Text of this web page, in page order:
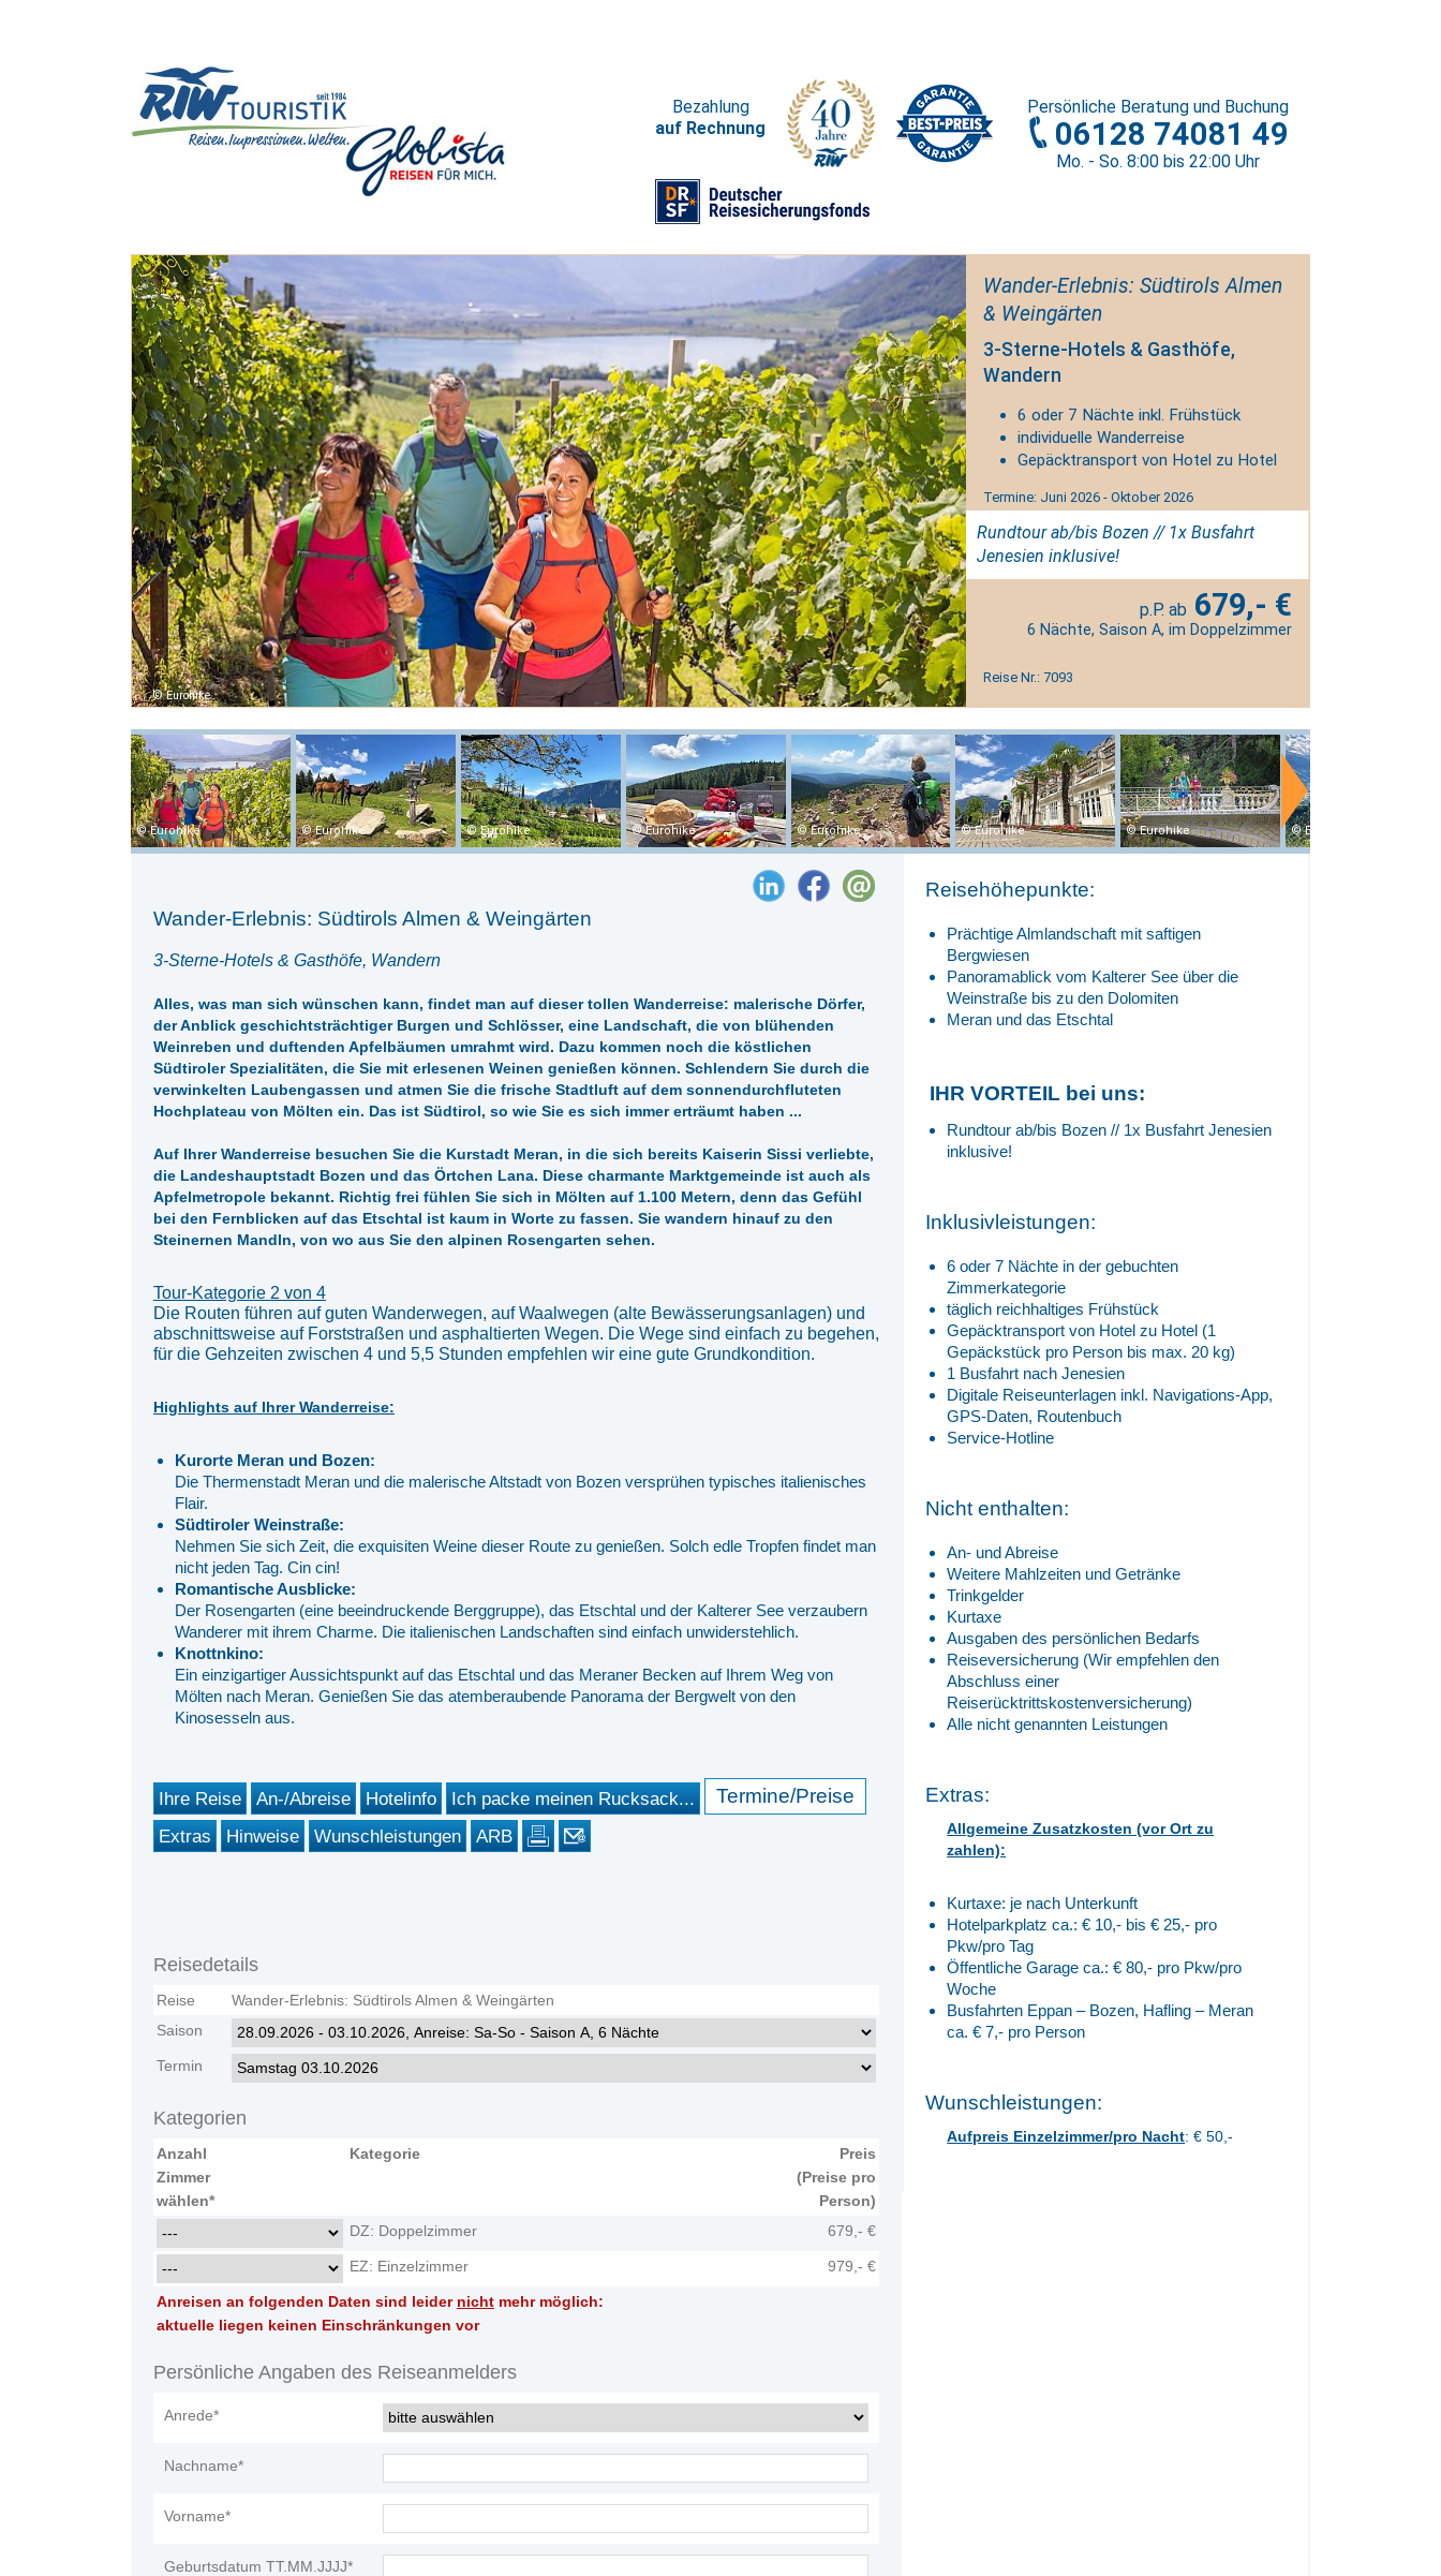
Persönliche Beratung und Buchung
06128 74081 49
Mo. - So. 8:00 bis 22:00 Uhr
Bezahlung
auf Rechnung
Eurohike
Wander-Erlebnis: Südtirols Almen
& Weingärten
3-Sterne-Hotels & Gasthöfe,
Wandern
6 oder 7 Nächte inkl. Frühstück
individuelle Wanderreise
Gepäcktransport von Hotel zu Hotel
Termine: Juni 2026 - Oktober 2026
Rundtour ab/bis Bozen // 1x Busfahrt
Jenesien inklusive!
679,- €
6 Nächte, Saison A, im Doppelzimmer
Reise Nr.: 7093
Eurohike Eurohike Eurohike Eurohike Eurohike Eurohike Eurohike Eurohike
Wander-Erlebnis: Südtirols Almen & Weingärten
3-Sterne-Hotels & Gasthöfe, Wandern
Alles, was man sich wünschen kann, findet man auf dieser tollen Wanderreise: malerische Dörfer,
der Anblick geschichtsträchtiger Burgen und Schlösser, eine Landschaft, die von blühenden
Weinreben und duftenden Apfelbäumen umrahmt wird. Dazu kommen noch die köstlichen
Südtiroler Spezialitäten, die Sie mit erlesenen Weinen genießen können. Schlendern Sie durch die
verwinkelten Laubengassen und atmen Sie die frische Stadtluft auf dem sonnendurchfluteten
Hochplateau von Mölten ein. Das ist Südtirol, so wie Sie es sich immer erträumt haben ...
Auf Ihrer Wanderreise besuchen Sie die Kurstadt Meran, in die sich bereits Kaiserin Sissi verliebte,
die Landeshauptstadt Bozen und das Örtchen Lana. Diese charmante Marktgemeinde ist auch als
Apfelmetropole bekannt. Richtig frei fühlen Sie sich in Mölten auf 1.100 Metern, denn das Gefühl
bei den Fernblicken auf das Etschtal ist kaum in Worte zu fassen. Sie wandern hinauf zu den
Steinernen Mandln, von wo aus Sie den alpinen Rosengarten sehen.
Tour-Kategorie 2 von 4
Die Routen führen auf guten Wanderwegen, auf Waalwegen (alte Bewässerungsanlagen) und
abschnittsweise auf Forststraßen und asphaltierten Wegen. Die Wege sind einfach zu begehen,
für die Gehzeiten zwischen 4 und 5,5 Stunden empfehlen wir eine gute Grundkondition.
Highlights auf Ihrer Wanderreise:
Kurorte Meran und Bozen:
Die Thermenstadt Meran und die malerische Altstadt von Bozen versprühen typisches italienisches
Flair.
Südtiroler Weinstraße:
Nehmen Sie sich Zeit, die exquisiten Weine dieser Route zu genießen. Solch edle Tropfen findet man
nicht jeden Tag. Cin cin!
Romantische Ausblicke:
Der Rosengarten (eine beeindruckende Berggruppe), das Etschtal und der Kalterer See verzaubern
Wanderer mit ihrem Charme. Die italienischen Landschaften sind einfach unwiderstehlich.
Knottnkino:
Ein einzigartiger Aussichtspunkt auf das Etschtal und das Meraner Becken auf Ihrem Weg von
Mölten nach Meran. Genießen Sie das atemberaubende Panorama der Bergwelt von den
Kinosesseln aus.
Ihre Reise An-/Abreise Hotelinfo Ich packe meinen Rucksack... Termine/Preise
Extras Hinweise Wunschleistungen ARB
Reisedetails
Reise
Wander-Erlebnis: Südtirols Almen & Weingärten
Saison
Termin
Kategorien
Anzahl
Zimmer
wählen*
Kategorie
Preis
(Preise pro
Person)
DZ: Doppelzimmer
679,- €
EZ: Einzelzimmer 979,- €
Anreisen an folgenden Daten sind leider nichtmehr möglich:
aktuelle liegen keinen Einschränkungen vor
Persönliche Angaben des Reiseanmelders
Anrede*
Nachname*
Vorname*
Geburtsdatum TT.MM.JJJJ*
Reisehöhepunkte:
Prächtige Almlandschaft mit saftigen
Bergwiesen
Panoramablick vom Kalterer See über die
Weinstraße bis zu den Dolomiten
Meran und das Etschtal
IHR VORTEIL bei uns:
Rundtour ab/bis Bozen // 1x Busfahrt Jenesien
inklusive!
Inklusivleistungen:
6 oder 7 Nächte in der gebuchten
Zimmerkategorie
täglich reichhaltiges Frühstück
Gepäcktransport von Hotel zu Hotel (1
Gepäckstück pro Person bis max. 20 kg)
1 Busfahrt nach Jenesien
Digitale Reiseunterlagen inkl. Navigations-App,
GPS-Daten, Routenbuch
Service-Hotline
Nicht enthalten:
An- und Abreise
Weitere Mahlzeiten und Getränke
Trinkgelder
Kurtaxe
Ausgaben des persönlichen Bedarfs
Reiseversicherung (Wir empfehlen den
Abschluss einer
Reiserücktrittskostenversicherung)
Alle nicht genannten Leistungen
Extras:
Allgemeine Zusatzkosten (vor Ort zu
zahlen):
Kurtaxe: je nach Unterkunft
Hotelparkplatz ca.: € 10,- bis € 25,- pro
Pkw/pro Tag
Öffentliche Garage ca.: € 80,- pro Pkw/pro
Woche
Busfahrten Eppan – Bozen, Hafling – Meran
ca. € 7,- pro Person
Wunschleistungen:
Aufpreis Einzelzimmer/pro Nacht: € 50,-